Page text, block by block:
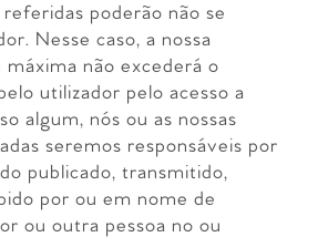
poderão não se
Nesse caso, a nossa
máxima não excederá o
utilizador pelo acesso a
algum, nós ou as nossas
seremos responsáveis por
publicado, transmitido,
por ou em nome de
ou outra pessoa no ou